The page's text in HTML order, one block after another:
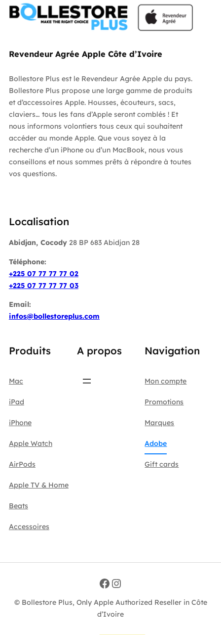
Revendeur Agrée Apple Côte d’Ivoire
Bollestore Plus est le Revendeur Agrée Apple du pays.
Bollestore Plus propose une large gamme de produits
et d’accessoires Apple. Housses, écouteurs, sacs,
claviers… tous les fans d’Apple seront comblés ! Et
nous informons volontiers tous ceux qui souhaitent
accéder au monde Apple. Que vous soyez à la
recherche d’un iPhone ou d’un MacBook, nous vous
conseillons et nous sommes prêts à répondre à toutes
vos questions.
Localisation
Abidjan, Cocody28 BP 683 Abidjan 28
Téléphone:
+225 07 77 77 77 02
+225 07 77 77 77 03
Email:
infos@bollestoreplus.com
Produits
Mac
iPad
iPhone
Apple Watch
AirPods
Apple TV & Home
Beats
Accessoires
A propos Navigation
Mon compte
Promotions
Marques
Adobe
Gift cards
Facebook Instagram
© Bollestore Plus, Only Apple Authorized Reseller in Côte
d’Ivoire